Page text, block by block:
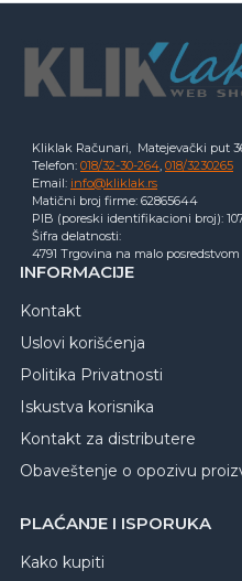
Kliklak Računari, Matejevački put
Telefon: 018/32-30-264 018/3230265
Email: info@kliklak.rs
Matični broj firme: 62865644
PIB (poreski identifikacioni broj):
Šifra delatnosti:
4791 Trgovina na malo
INFORMACIJE
Kontakt
Uslovi korišćenja
Politika Privatnosti
Iskustva korisnika
Kontakt za distributere
Obaveštenje o opozivu
PLAĆANJE I ISPORUKA
Kako kupiti